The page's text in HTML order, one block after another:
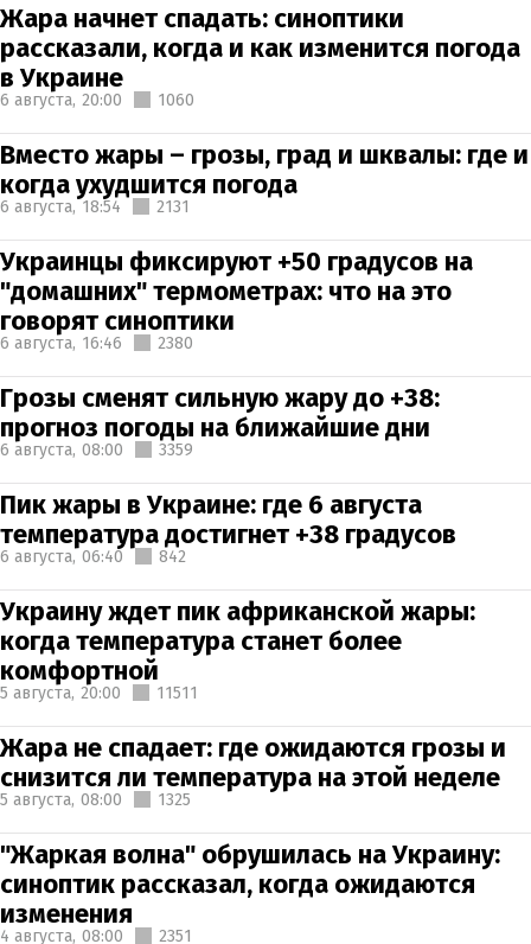
Жара начнет спадать: синоптики
рассказали, когда и как изменится погода
в Украине
6 августа, 20:00 1060
Вместо жары – грозы, град и шквалы: где и
когда ухудшится погода
6 августа, 18:54 2131
Украинцы фиксируют +50 градусов на
"домашних" термометрах: что на это
говорят синоптики
6 августа, 16:46 2380
Грозы сменят сильную жару до +38:
прогноз погоды на ближайшие дни
6 августа, 08:00 3359
Пик жары в Украине: где 6 августа
температура достигнет +38 градусов
6 августа, 06:40 842
Украину ждет пик африканской жары:
когда температура станет более
комфортной
5 августа, 20:00 11511
Жара не спадает: где ожидаются грозы и
снизится ли температура на этой неделе
5 августа, 08:00 1325
"Жаркая волна" обрушилась на Украину:
синоптик рассказал, когда ожидаются
изменения
4 августа, 08:00 2351